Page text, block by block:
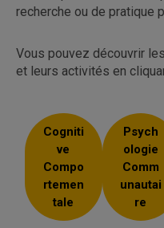
recherche ou de pratique
Vous pouvez découvrir
et leurs activités en
Cogniti
ve
Compo
rtemen
tale
Psych
ologie
Comm
unautai
re